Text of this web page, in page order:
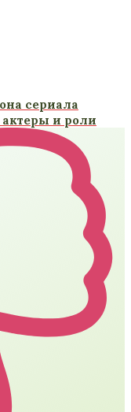
сериала
актеры и роли